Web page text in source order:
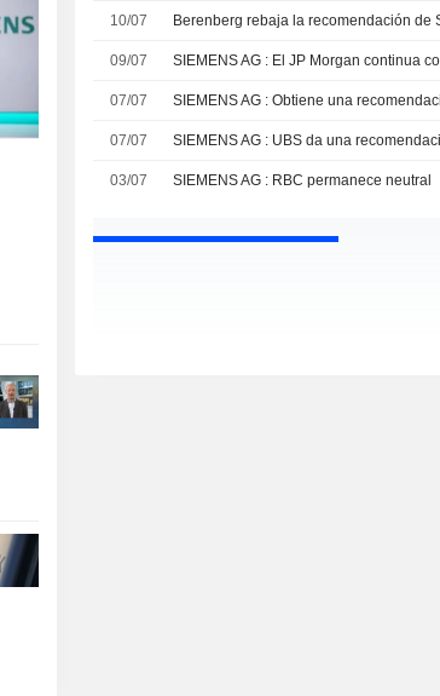
10/07
09/07 SIEMENS AG : El JP Morgan continua
07/07 SIEMENS AG : Obtiene una
07/07 SIEMENS AG : UBS da una
03/07 SIEMENS AG : RBC permanece neutral